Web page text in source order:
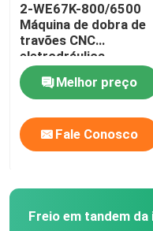
Contacte-nos
Notícias
Casos
freio da imprensa
2-WE67K-800/6500
Máquina de dobra de
travões CNC
eletrodráulica
Melhor preço
Fale Conosco
Freio em tandem da